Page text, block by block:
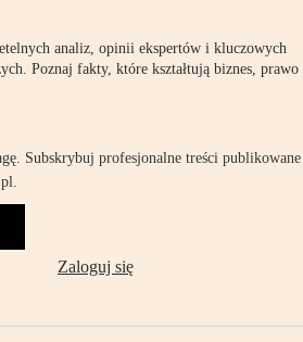
analiz, opinii ekspertów i kluczowych
Poznaj fakty, które kształtują biznes, prawo
Subskrybuj profesjonalne treści publikowane
Zaloguj się